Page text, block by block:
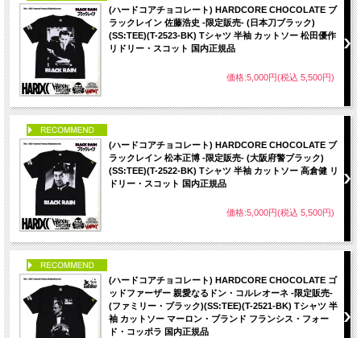
(ハードコアチョコレート) HARDCORE CHOCOLATE ブ
ラックレイン 佐藤浩史 -限定販売- (日本刀ブラック)
(SS:TEE)(T-2523-BK) Tシャツ 半袖 カットソー 松田優作
リドリー・スコット 国内正規品
価格:5,000円(税込 5,500円)
(ハードコアチョコレート) HARDCORE CHOCOLATE ブ
ラックレイン 松本正博 -限定販売- (大阪府警ブラック)
(SS:TEE)(T-2522-BK) Tシャツ 半袖 カットソー 高倉健 リ
ドリー・スコット 国内正規品
価格:5,000円(税込 5,500円)
(ハードコアチョコレート) HARDCORE CHOCOLATE ゴ
ッドファーザー 親愛なるドン・コルレオーネ -限定販売-
(ファミリー・ブラック)(SS:TEE)(T-2521-BK) Tシャツ 半
袖 カットソー マーロン・ブランド フランシス・フォー
ド・コッポラ 国内正規品